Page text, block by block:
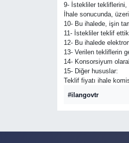
9- İstekliler tekliflerini,
İhale sonucunda,
10- Bu ihalede, işin
11- İstekliler teklif
12- Bu ihalede
13- Verilen tekliflerin
14- Konsorsiyum
15- Diğer hususlar:
Teklif fiyatı ihale
#ilangovtr